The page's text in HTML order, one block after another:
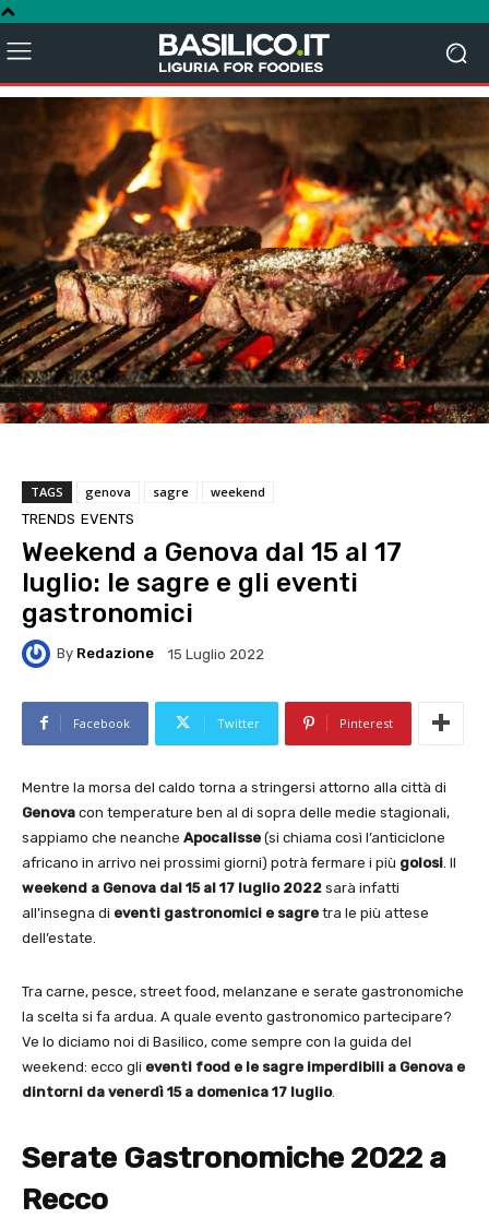
TAGS genova sagre
weekend
TRENDS EVENTS
Weekend a Genova dal 15 al 17
luglio: le sagre e gli eventi
gastronomici
By Redazione 15 Luglio 2022
Facebook Twitter Pinterest
Mentre la morsa del caldo torna a stringersi attorno alla città di
Genova con temperature ben al di sopra delle medie stagionali,
sappiamo che neanche Apocalisse (si chiama così l’anticiclone
africano in arrivo nei prossimi giorni) potrà fermare i più golosi . Il
weekend a Genova dal 15 al 17 luglio 2022 sarà infatti
all’insegna di eventi gastronomici e sagre tra le più attese
dell’estate.
Tra carne, pesce, street food, melanzane e serate gastronomiche
la scelta si fa ardua. A quale evento gastronomico partecipare?
Ve lo diciamo noi di Basilico, come sempre con la guida del
weekend: ecco gli eventi food e le sagre imperdibili a Genova e
dintorni da venerdì 15 a domenica 17 luglio.
Serate Gastronomiche 2022 a
Recco